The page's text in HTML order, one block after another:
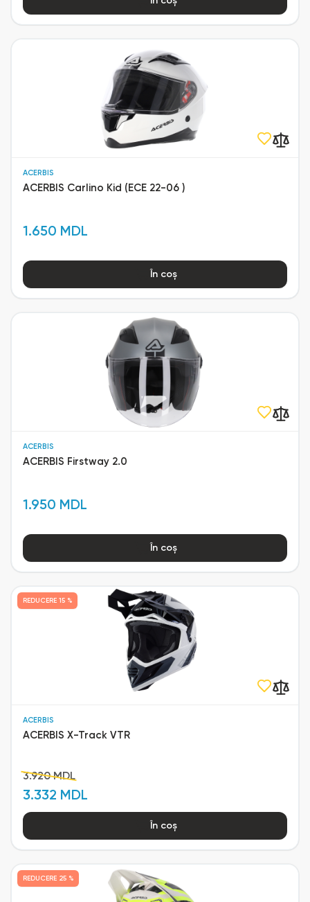
ACERBIS
ACERBIS Carlino Kid (ECE 22-06 )
1.650 MDL
În coș
ACERBIS
ACERBIS Firstway 2.0
1.950 MDL
În coș
ACERBIS
ACERBIS X-Track VTR
3.920 MDL
3.332 MDL
REDUCERE 15 %
În coș
REDUCERE 25 %